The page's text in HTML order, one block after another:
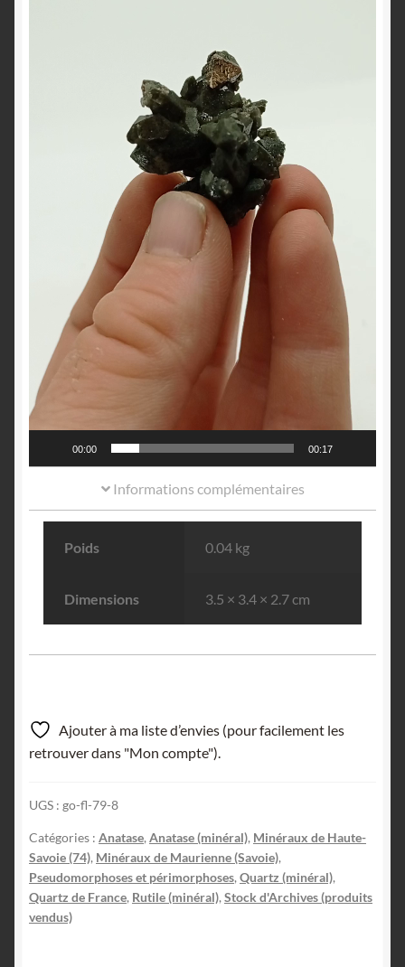
00:00 00:17
Informations complémentaires
Poids 0.04 kg
Dimensions 3.5 × 3.4 × 2.7 cm
Ajouter à ma liste d’envies (pour facilement les
retrouver dans "Mon compte").
UGS : go-fl-79-8
Catégories : Anatase, Anatase (minéral), Minéraux de Haute-
Savoie (74), Minéraux de Maurienne (Savoie),
Pseudomorphoses et périmorphoses, Quartz (minéral),
Quartz de France, Rutile (minéral), Stock d'Archives (produits
vendus)